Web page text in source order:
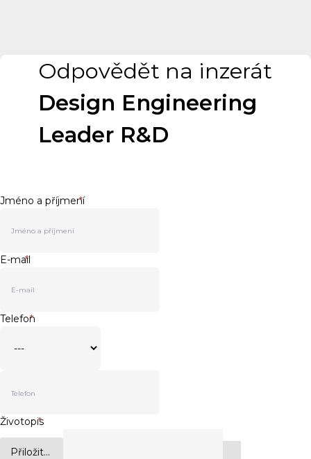
Odpovědět na inzerát
Design Engineering
Leader R&D
Jméno a příjmení
*
E-mail
*
Telefon
*
Životopis
*
Přiložit...